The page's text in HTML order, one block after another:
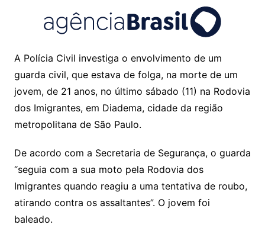
A Polícia Civil investiga o envolvimento de um
guarda civil, que estava de folga, na morte de um
jovem, de 21 anos, no último sábado (11) na Rodovia
dos Imigrantes, em Diadema, cidade da região
metropolitana de São Paulo.
De acordo com a Secretaria de Segurança, o guarda
“seguia com a sua moto pela Rodovia dos
Imigrantes quando reagiu a uma tentativa de roubo,
atirando contra os assaltantes”. O jovem foi
baleado.